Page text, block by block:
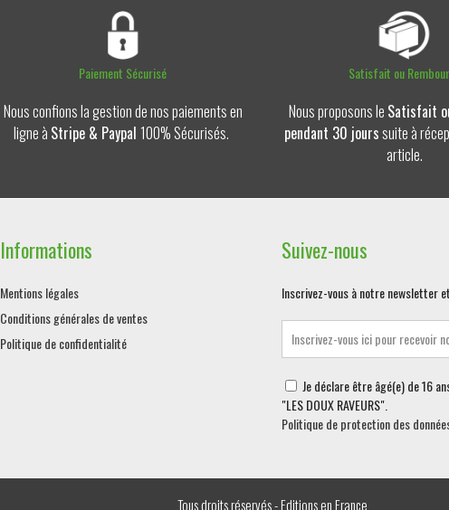
Paiement Sécurisé
Nous confions la gestion de nos paiements en
ligne à Stripe & Paypal 100% Sécurisés.
Satisfait ou
Nous proposons le Satisfait
pendant 30 jourssuite à
article.
Informations
Mentions légales
Conditions générales de ventes
Politique de confidentialité
Suivez-nous
Inscrivez-vous à notre newsletter et
Je déclare être âgé(e) de 16
"LES DOUX RAVEURS".
Politique de protection des
Tous droits réservés - Editions en France